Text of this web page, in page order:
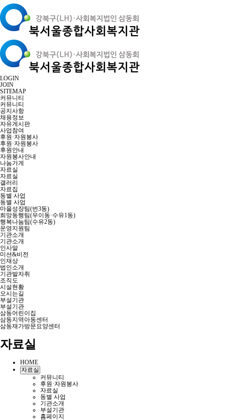
LOGIN
JOIN
SITEMAP
커뮤니티
커뮤니티
공지사항
채용정보
자유게시판
사업참여
후원·자원봉사
후원·자원봉사
후원안내
자원봉사안내
나눔가게
자료실
자료실
갤러리
자료집
동별 사업
동별 사업
마을성장팀(번3동)
희망동행팀(우이동·수유1동)
행복나눔팀(수유2동)
운영지원팀
기관소개
기관소개
인사말
미션&비전
인재상
법인소개
기관발자취
조직도
시설현황
오시는길
부설기관
부설기관
삼동어린이집
삼동지역아동센터
삼동재가방문요양센터
자료실
HOME
자료실
커뮤니티
후원·자원봉사
자료실
동별 사업
기관소개
부설기관
홈페이지